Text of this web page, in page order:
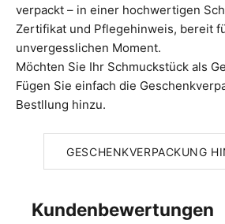
verpackt – in einer hochwertigen
Zertifikat und Pflegehinweis, bereit
unvergesslichen Moment.
Möchten Sie Ihr Schmuckstück als
Fügen Sie einfach die
Bestllung hinzu.
GESCHENKVERPACKUNG
Kundenbewertungen